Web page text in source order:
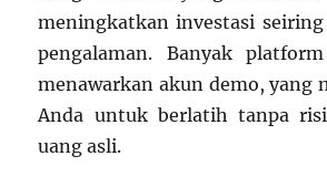
meningkatkan investasi
pengalaman. Banyak
menawarkan akun demo, yang
Anda untuk berlatih tanpa
uang asli.